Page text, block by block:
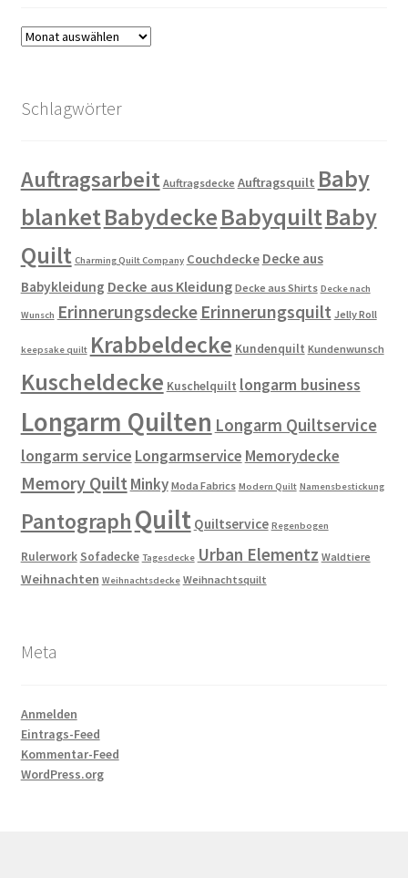
Archiv
Schlagwörter
Auftragsarbeit Auftragsdecke Auftragsquilt Baby
blanketBabydeckeBabyquiltBaby
Quilt Charming Quilt Company Couchdecke Decke aus
Babykleidung Decke aus Kleidung Decke aus Shirts Decke nach
Wunsch Erinnerungsdecke Erinnerungsquilt Jelly Roll
keepsake quilt Krabbeldecke Kundenquilt Kundenwunsch
Kuscheldecke Kuschelquilt longarm business
Longarm Quilten Longarm Quiltservice
longarm service Longarmservice Memorydecke
Memory Quilt Minky Moda Fabrics Modern Quilt Namensbestickung
Pantograph Quilt Quiltservice Regenbogen
Rulerwork Sofadecke Tagesdecke Urban Elementz Waldtiere
Weihnachten Weihnachtsdecke Weihnachtsquilt
Meta
Anmelden
Eintrags-Feed
Kommentar-Feed
WordPress.org